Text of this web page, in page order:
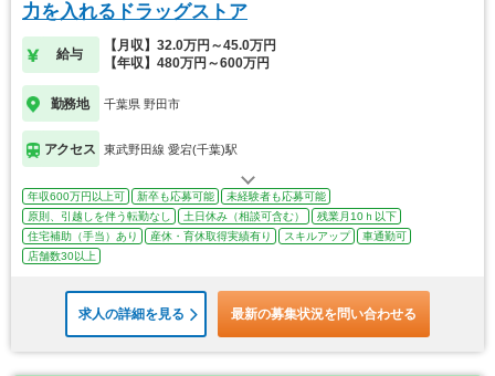
力を入れるドラッグストア
給与
【月収】32.0万円～45.0万円
【年収】480万円～600万円
勤務地 千葉県 野田市
アクセス 東武野田線 愛宕(千葉)駅
年収600万円以上可 新卒も応募可能
未経験者も応募可能
原則、引越しを伴う転勤なし
土日休み（相談可含む）
残業月10ｈ以下
住宅補助（手当）あり
産休・育休取得実績有り スキルアップ
車通勤可
店舗数30以上
求人の詳細を見る 最新の募集状況を問い合わせる